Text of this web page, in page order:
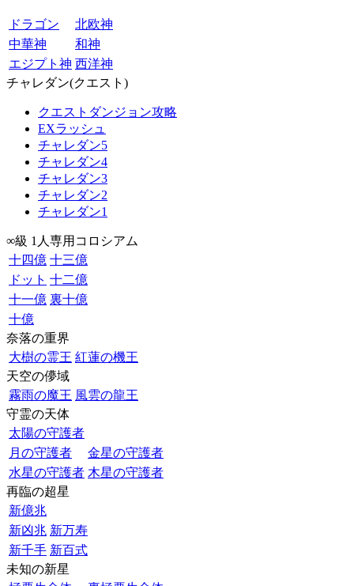
ドラゴン
北欧神
中華神
和神
エジプト神 西洋神
チャレダン(クエスト)
クエストダンジョン攻略
EXラッシュ
チャレダン5
チャレダン4
チャレダン3
チャレダン2
チャレダン1
∞級 1人専用コロシアム
十四億 十三億
ドット 十二億
十一億 裏十億
十億
奈落の重界
大樹の霊王 紅蓮の機王
天空の儚域
霧雨の魔王 風雲の龍王
守霊の天体
太陽の守護者
月の守護者
金星の守護者
水星の守護者 木星の守護者
再臨の超星
新億兆
新凶兆 新万寿
新千手 新百式
未知の新星